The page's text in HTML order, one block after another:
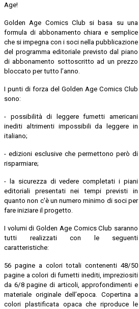
Age!
Golden Age Comics Club si basa su una
formula di abbonamento chiara e semplice
che si impegna con i soci nella pubblicazione
del programma editoriale previsto dal piano
di abbonamento sottoscritto ad un prezzo
bloccato per tutto l’anno.
I punti di forza del Golden Age Comics Club
sono:
- possibilità di leggere fumetti americani
inediti altrimenti impossibili da leggere in
italiano;
- edizioni esclusive che permettono però di
risparmiare;
- la sicurezza di vedere completati i piani
editoriali presentati nei tempi previsti in
quanto non c'è un numero minimo di soci per
fare iniziare il progetto.
I volumi di Golden Age Comics Club saranno
tutti realizzati con le seguenti
caratteristiche:
56 pagine a colori totali contenenti 48/50
pagine a colori di fumetti inediti, impreziositi
da 6/8 pagine di articoli, approfondimenti e
materiale originale dell’epoca. Copertina a
colori plastificata opaca che riproduce le